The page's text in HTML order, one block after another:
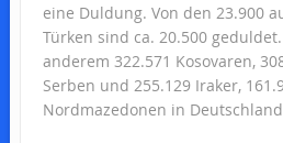
eine Duldung. Von den 23.900
Türken sind ca. 20.500
anderem 322.571 Kosovaren,
Serben und 255.129 Iraker,
Nordmazedonen in